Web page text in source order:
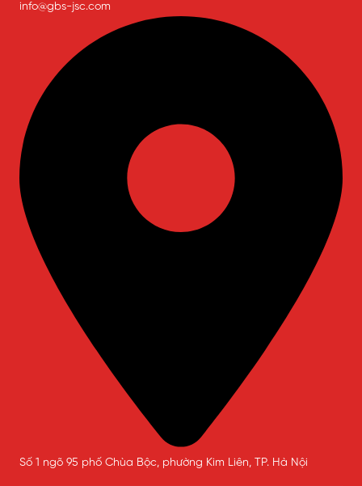
info@gbs-jsc.com
Số 1 ngõ 95 phố Chùa Bộc, phường Kim Liên, TP. Hà Nội